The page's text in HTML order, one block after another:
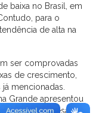
baixa no Brasil, em
para o
de alta na
ser comprovadas
de crescimento,
mencionadas.
Grande apresentou
casos, apesar da